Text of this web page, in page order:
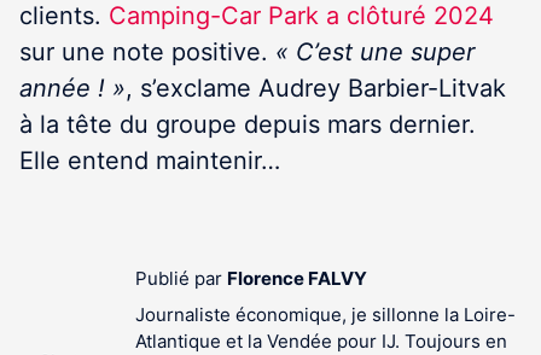
clients. Camping-Car Park a clôturé 2024
sur une note positive. « C’est une super
année ! », s’exclame Audrey Barbier-Litvak
à la tête du groupe depuis mars dernier.
Elle entend maintenir…
Publié par Florence FALVY
Journaliste économique, je sillonne la Loire-
Atlantique et la Vendée pour IJ. Toujours en